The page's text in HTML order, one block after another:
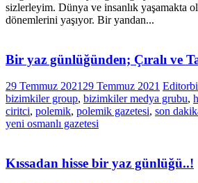
sizlerleyim. Dünya ve insanlık yaşamakta
dönemlerini yaşıyor. Bir yandan...
Bir yaz günlüğünden; Çıralı ve
29 Temmuz 2021 29 Temmuz 2021 Editor
bizimkiler group, bizimkiler medya grubu,
ciritci, polemik, polemik gazetesi, son
yeni osmanlı gazetesi
Kıssadan hisse bir yaz günlüğü..!